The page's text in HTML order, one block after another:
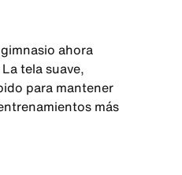
ahora
tela suave,
para mantener
más